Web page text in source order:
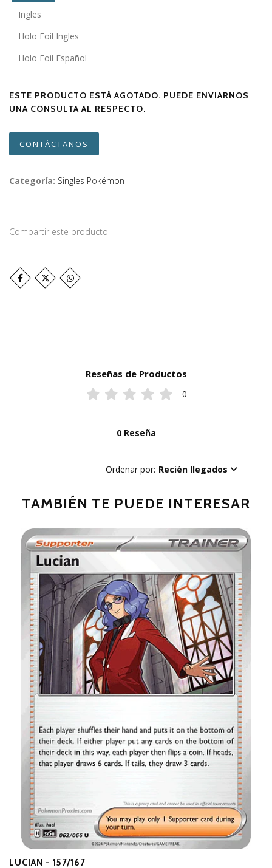
Ingles
Holo Foil Ingles
Holo Foil Español
ESTE PRODUCTO ESTÁ AGOTADO. PUEDE ENVIARNOS
UNA CONSULTA AL RESPECTO.
CONTÁCTANOS
Categoría: Singles Pokémon
Compartir este producto
Reseñas de Productos
0
0 Reseña
Ordenar por: Recién llegados
TAMBIÉN TE PUEDE INTERESAR
LUCIAN - 157/167